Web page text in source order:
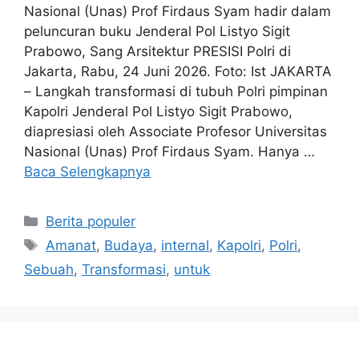
Nasional (Unas) Prof Firdaus Syam hadir dalam
peluncuran buku Jenderal Pol Listyo Sigit
Prabowo, Sang Arsitektur PRESISI Polri di
Jakarta, Rabu, 24 Juni 2026. Foto: Ist JAKARTA
– Langkah transformasi di tubuh Polri pimpinan
Kapolri Jenderal Pol Listyo Sigit Prabowo,
diapresiasi oleh Associate Profesor Universitas
Nasional (Unas) Prof Firdaus Syam. Hanya …
Baca Selengkapnya
Kategori
Berita populer
Tag
Amanat, Budaya, internal, Kapolri, Polri,
Sebuah, Transformasi, untuk